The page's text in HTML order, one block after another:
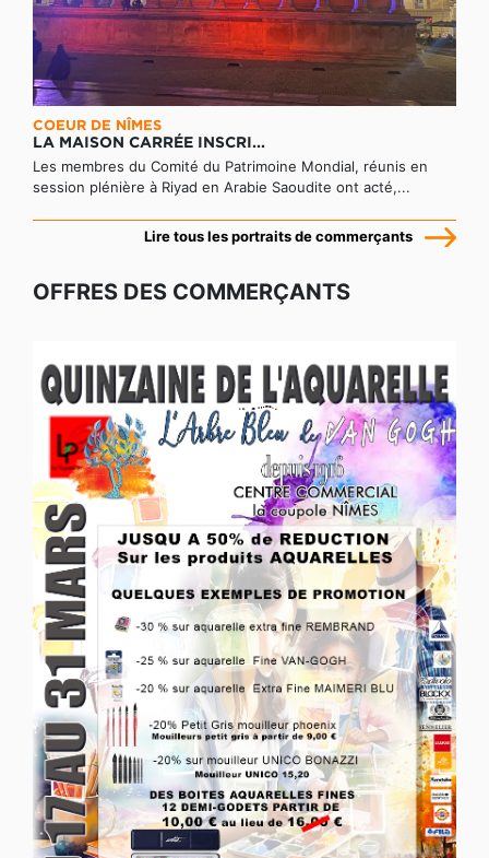
COEUR DE NÎMES
LA MAISON CARRÉE INSCRI...
Les membres du Comité du Patrimoine Mondial, réunis en
session plénière à Riyad en Arabie Saoudite ont acté,...
Lire tous les portraits de commerçants
OFFRES DES COMMERÇANTS